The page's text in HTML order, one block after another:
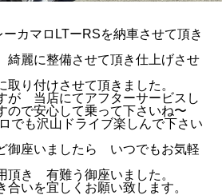
カマロLTーRSを納車させて頂き
麗に整備させて頂き仕上げさせ
り付けさせて頂きました。
が 当店にてアフターサービスし
ので安心して乗って下さいね〜
でも沢山ドライブ楽しんで下さい
御座いましたら いつでもお気軽
き 有難う御座いました。
合いを宜しくお願い致します。